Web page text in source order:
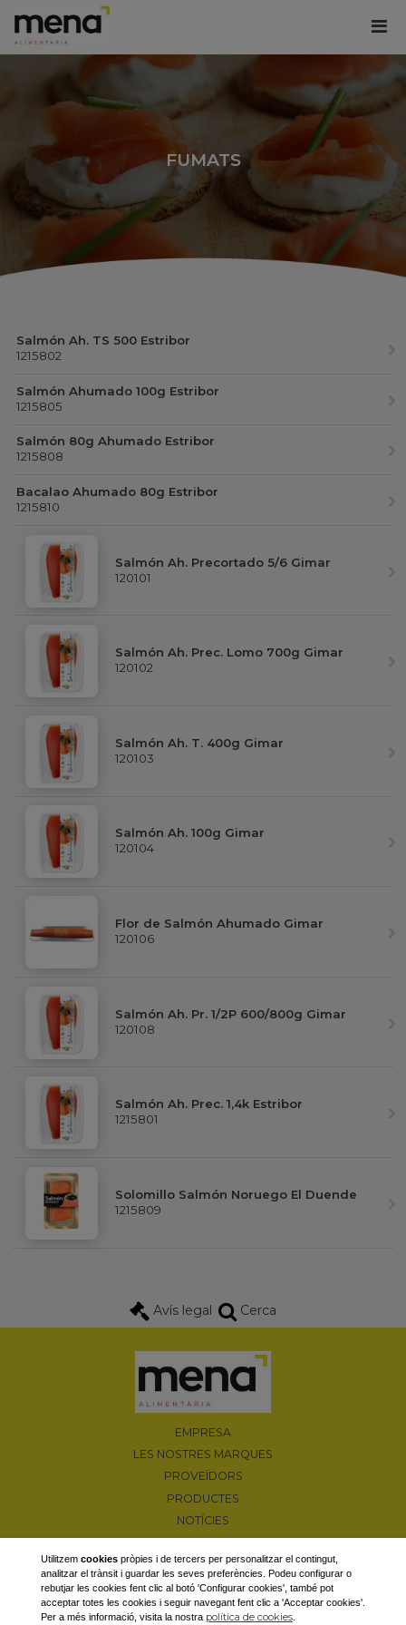
FUMATS
Salmón Ah. TS 500 Estribor
1215802
Salmón Ahumado 100g Estribor
1215805
Salmón 80g Ahumado Estribor
1215808
Bacalao Ahumado 80g Estribor
1215810
Salmón Ah. Precortado 5/6 Gimar
120101
Salmón Ah. Prec. Lomo 700g Gimar
120102
Salmón Ah. T. 400g Gimar
120103
Salmón Ah. 100g Gimar
120104
Flor de Salmón Ahumado Gimar
120106
Salmón Ah. Pr. 1/2P 600/800g Gimar
120108
Salmón Ah. Prec. 1,4k Estribor
1215801
Solomillo Salmón Noruego El Duende
1215809
Avís legal Cerca
EMPRESA
LES NOSTRES MARQUES
PROVEÏDORS
PRODUCTES
NOTÍCIES
PROMOCIONS
CONTACTAR
Camí d'Albesa, s/n 25600 Balaguer (Lleida)
T. 973 44 66 18 / F. 973 44 83 22
Utilitzem cookiespròpies i de tercers per personalitzar el contingut,
analitzar el trànsit i guardar les seves preferències. Podeu configurar o
rebutjar les cookies fent clic al botó 'Configurar cookies', també pot
acceptar totes les cookies i seguir navegant fent clic a 'Acceptar cookies'.
Per a més informació, visita la nostra política de cookies.